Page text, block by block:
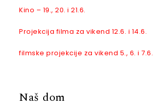
Kino – 19., 20. i 21.6.
Projekcija filma za vikend 12.6. i 14.6.
filmske projekcije za vikend 5., 6. i 7.6.
Naš dom